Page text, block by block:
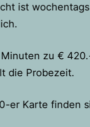
ist
zu €
die Probezeit.
er Karte finden